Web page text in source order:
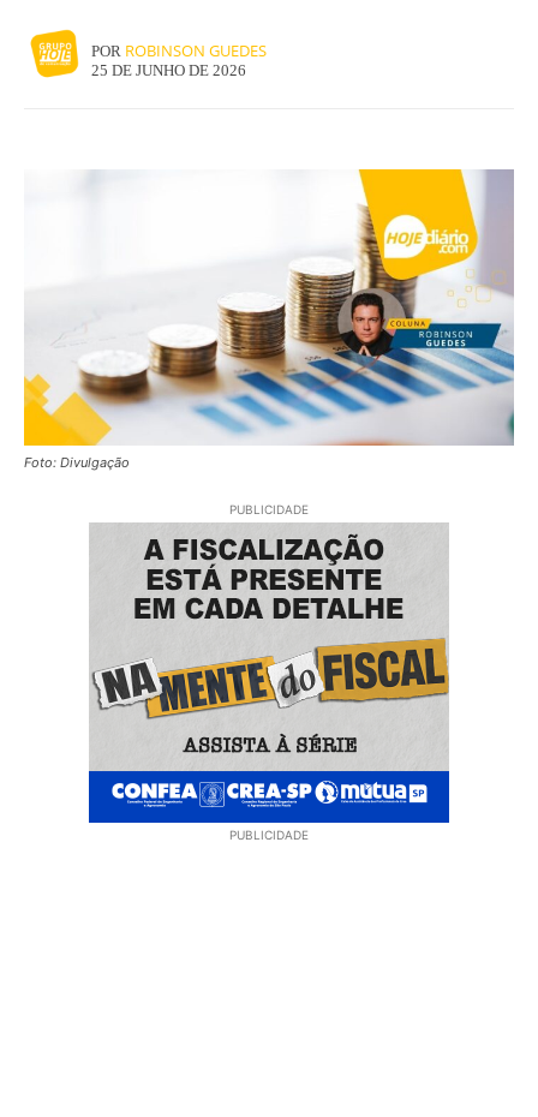
POR ROBINSON GUEDES
25 DE JUNHO DE 2026
Foto: Divulgação
PUBLICIDADE
PUBLICIDADE